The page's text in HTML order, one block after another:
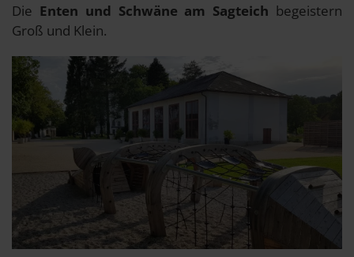
Die Enten und Schwäne am Sagteich begeistern
Groß und Klein.